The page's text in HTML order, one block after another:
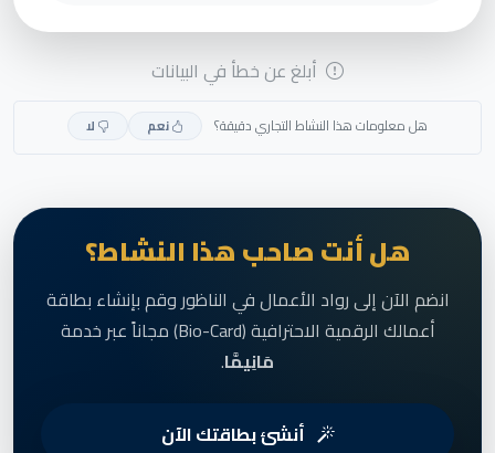
أبلغ عن خطأ في البيانات
هل معلومات هذا النشاط التجاري دقيقة؟ نعم لا
هل أنت صاحب هذا النشاط؟
انضم الآن إلى رواد الأعمال في الناظور وقم بإنشاء بطاقة
أعمالك الرقمية الاحترافية (Bio-Card) مجاناً عبر خدمة
مَانِيمَّا.
أنشئ بطاقتك الآن